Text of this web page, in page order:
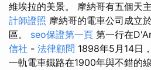
維埃拉的美景。 摩納哥有五個天
計師證照 摩納哥的電車公司成立
區。 seo保證第一頁 第一行在
信社 - 法律顧問 1898年5月14日
一軌電車鐵路在1900年與不錯的